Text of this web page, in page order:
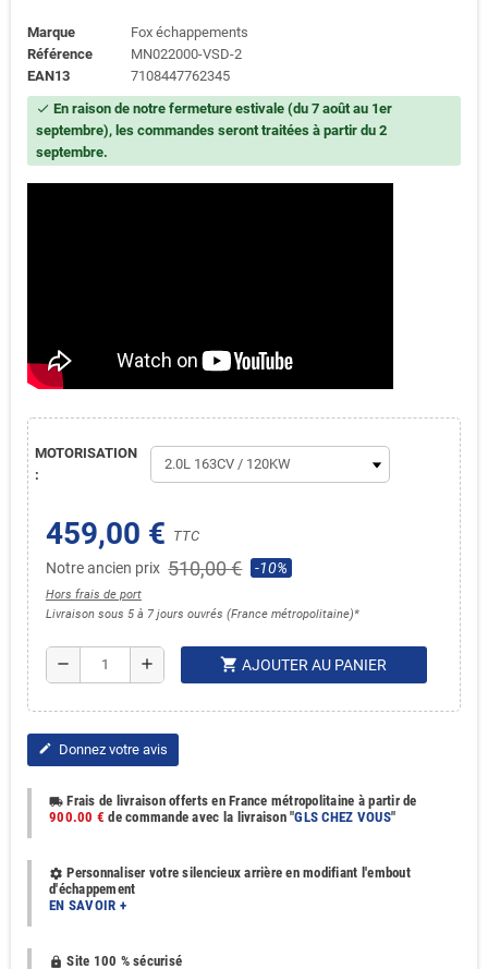
Marque
Fox échappements
Référence
MN022000-VSD-2
EAN13
7108447762345
check En raison de notre fermeture estivale (du 7 août au 1er
septembre), les commandes seront traitées à partir du 2
septembre.
MOTORISATION
:
459,00 € TTC
Notre ancien prix 510,00 € -10%
Hors frais de port
Livraison sous 5 à 7 jours ouvrés (France métropolitaine)*
remove add shopping_cart AJOUTER AU PANIER
edit Donnez votre avis
local_shipping Frais de livraison offerts en France métropolitaine à partir de
900.00 € de commande avec la livraison "GLS CHEZ VOUS"
settings Personnaliser votre silencieux arrière en modifiant l'embout
d'échappement
EN SAVOIR +
https Site 100 % sécurisé